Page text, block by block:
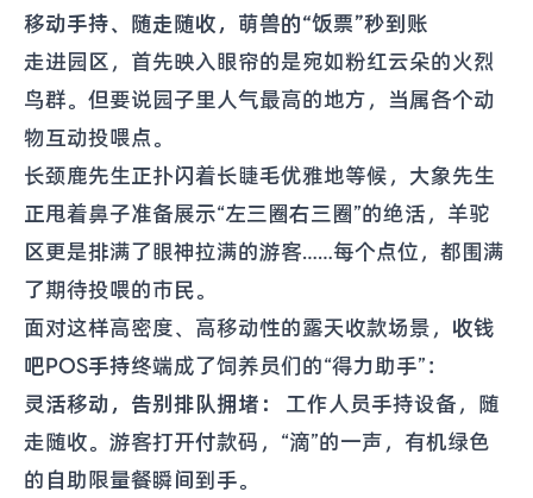
移动手持、随走随收，萌兽的“饭票”秒到账
走进园区，首先映入眼帘的是宛如粉红云朵的火烈
鸟群。但要说园子里人气最高的地方，当属各个动
物互动投喂点。
长颈鹿先生正扑闪着长睫毛优雅地等候，大象先生
正甩着鼻子准备展示“左三圈右三圈”的绝活，羊驼
区更是排满了眼神拉满的游客……每个点位，都围满
了期待投喂的市民。
面对这样高密度、高移动性的露天收款场景， 收钱
吧POS手持终端成了饲养员们的“得力助手”：
灵活移动，告别排队拥堵：
工作人员手持设备，随
走随收。游客打开付款码，“滴”的一声，有机绿色
的自助限量餐瞬间到手。